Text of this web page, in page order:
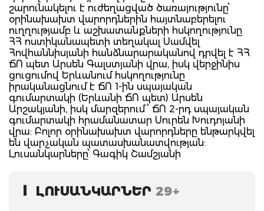
շարունակելու է ուժեղացված ծառայությունը՝
օրինախախտ վարորդներին հայտնաբերելու
ուղղությամբ և աշխատանքների հսկողությունը
ՀՀ ոստիկանապետի տեղակալ Սամվել
Հովհաննիսյանի հանձնարարականով դրվել է ՀՀ
ՃՈ պետ Արսեն Գալստյանի վրա, իսկ վերջինիս
ցուցումով Երևանում հսկողությունը
իրականացնում է ՃՈ 1-ին սպայական
գումարտակի (Երևանի ՃՈ պետ) Արսեն
Արշակյանի, իսկ մարզերում ՝ ՃՈ 2-րդ սպայական
գումարտակի հրամանատար Սուրեն Խուդոյանի
վրա: Բոլոր օրինախախտ վարորդները ենթարկվել
են վարչական պատասխանատվության:
Լուսանկարները՝ Գագիկ Շամշյանի
ԼՈՒՍԱՆԿԱՐՆԵՐ 29+